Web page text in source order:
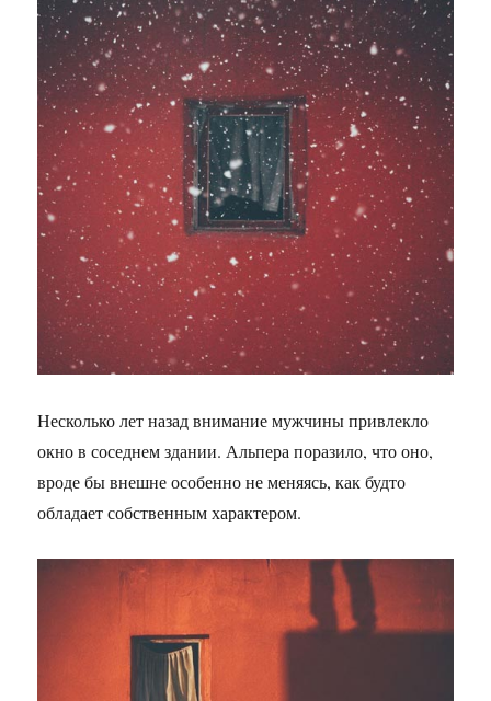
Несколько лет назад внимание мужчины привлекло
окно в соседнем здании. Альпера поразило, что оно,
вроде бы внешне особенно не меняясь, как будто
обладает собственным характером.